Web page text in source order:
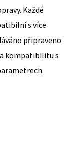
Každé
s více
připraveno
kompatibilitu s